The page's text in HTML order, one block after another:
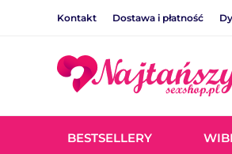
Kontakt Dostawa i płatność
BESTSELLERY